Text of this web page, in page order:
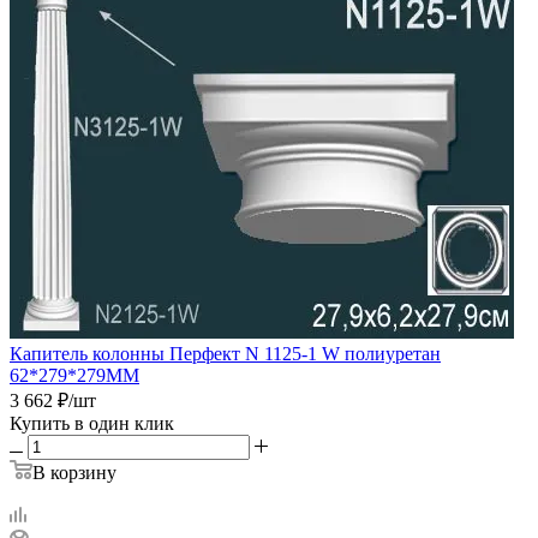
Капитель колонны Перфект N 1125-1 W полиуретан
62*279*279ММ
3 662 ₽/шт
Купить в один клик
В корзину